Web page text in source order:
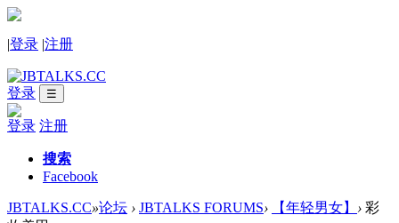
|登录 |注册
登录 ☰
登录 注册
搜索
Facebook
JBTALKS.CC»论坛 › JBTALKS FORUMS› 【年轻男女】 › 彩